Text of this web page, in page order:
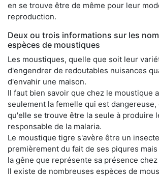
en se trouve être de même pour leur
reproduction.
Deux ou trois informations sur les
espèces de moustiques
Les moustiques, quelle que soit leur
d'engendrer de redoutables nuisances
d'envahir une maison.
Il faut bien savoir que chez le moustique
seulement la femelle qui est dangereuse,
qu'elle se trouve être la seule à produire
responsable de la malaria.
Le moustique tigre s'avère être un
premièrement du fait de ses piqures mais
la gêne que représente sa présence chez
Il existe de nombreuses espèces de